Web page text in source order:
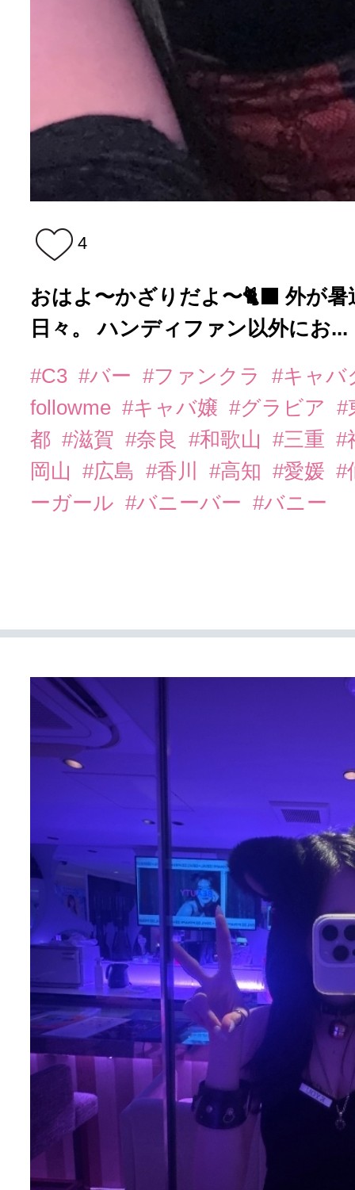
4
おはよ〜かざりだよ〜🐈‍⬛ 外が
日々。 ハンディファン以外にお...
#C3 #バー #ファンクラ
#キャ
followme #キャバ嬢 #グラビア
#
都 #滋賀 #奈良 #和歌山 #三重 #
岡山
#広島 #香川 #高知 #愛媛 #
ーガール #バニーバー #バニー